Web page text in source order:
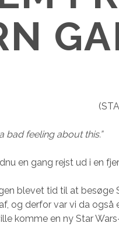
bad feeling about this.”
en gang rejst ud i en
blevet tid til at besøge
og derfor var vi da også
komme en ny Star